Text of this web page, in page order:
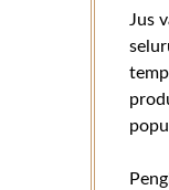
Jus